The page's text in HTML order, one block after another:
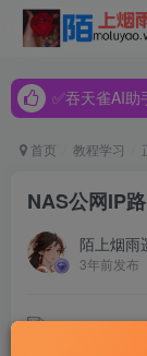
✅吞天雀AI助手，
✅吞天雀AI助手，
首页 教程学习
NAS公网IP
陌上烟雨
3年前发布